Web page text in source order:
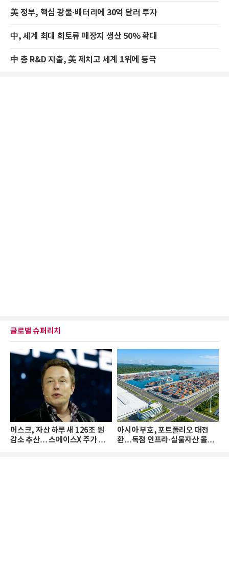
美 정부, 핵심 광물·배터리에 30억 달러 투자
中, 세계 최대 희토류 매장지 생산 50% 확대
中 총 R&D 지출, 美 제치고 세계 1위에 등극
글로벌 슈퍼리치
머스크, 자산 하루 새 126조 원
감소 추산… 스페이스X 주가 하
아시아 부호, 포트폴리오 대전
환…독점 인프라·실물자산 몰린